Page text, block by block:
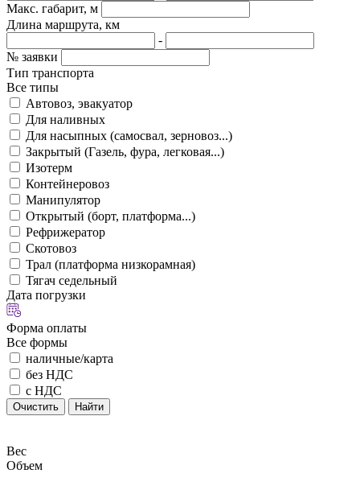
Макс. габарит, м
Длина маршрута, км
-
№ заявки
Тип транспорта
Все типы
Автовоз, эвакуатор
Для наливных
Для насыпных (самосвал, зерновоз...)
Закрытый (Газель, фура, легковая...)
Изотерм
Контейнеровоз
Манипулятор
Открытый (борт, платформа...)
Рефрижератор
Скотовоз
Трал (платформа низкорамная)
Тягач седельный
Дата погрузки
Форма оплаты
Все формы
наличные/карта
без НДС
с НДС
Очистить Найти
Вес
Объем